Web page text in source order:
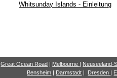
Whitsunday Islands - Einleitung
|Great Ocean Road Melbourne
Neuseeland-
Bensheim
Darmstadt Dresden